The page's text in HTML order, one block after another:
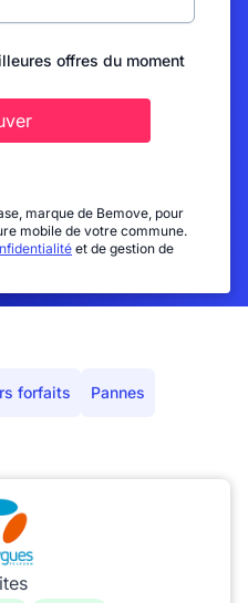
offres du moment
marque de Bemove, pour
mobile de votre commune.
et de gestion de
forfaits Pannes